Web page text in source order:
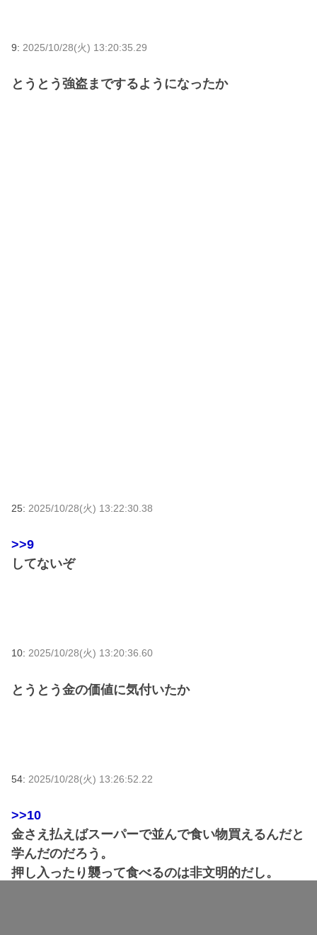
9: 2025/10/28(火) 13:20:35.29
とうとう強盗までするようになったか
25: 2025/10/28(火) 13:22:30.38
>>9
してないぞ
10: 2025/10/28(火) 13:20:36.60
とうとう金の価値に気付いたか
54: 2025/10/28(火) 13:26:52.22
>>10
金さえ払えばスーパーで並んで食い物買えるんだと
学んだのだろう。
押し入ったり襲って食べるのは非文明的だし。